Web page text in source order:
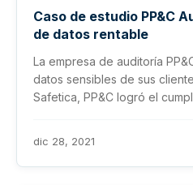
Caso de estudio PP&C
de datos rentable
La empresa de auditoría
datos sensibles de sus
Safetica, PP&C logró el
dic 28, 2021